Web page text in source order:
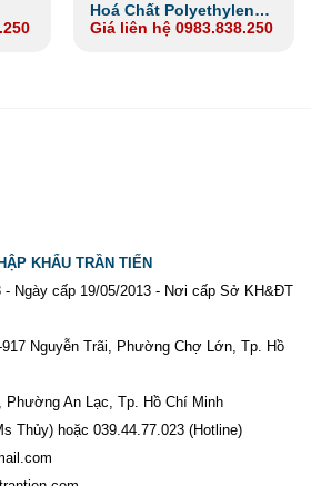
Hoá Chất Polyethylene
Glycol PEG
Giá liên hệ 0983.838.250
KHẨU TRẦN TIẾN
- Ngày cấp 19/05/2013 - Nơi cấp Sở KH&ĐT
917 Nguyễn Trãi, Phường Chợ Lớn, Tp. Hồ
Phường An Lạc, Tp. Hồ Chí Minh
Thủy) hoặc 039.44.77.023(Hotline)